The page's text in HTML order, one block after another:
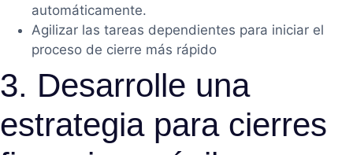
automáticamente.
Agilizar las tareas dependientes para iniciar el
proceso de cierre más rápido
3. Desarrolle una
estrategia para cierres